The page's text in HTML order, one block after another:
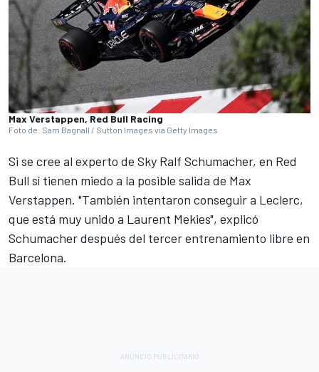
Max Verstappen, Red Bull Racing
Foto de: Sam Bagnall / Sutton Images via Getty Images
Si se cree al experto de Sky Ralf Schumacher, en Red
Bull sí tienen miedo a la posible salida de Max
Verstappen. "También intentaron conseguir a Leclerc,
que está muy unido a Laurent Mekies", explicó
Schumacher después del tercer entrenamiento libre en
Barcelona.